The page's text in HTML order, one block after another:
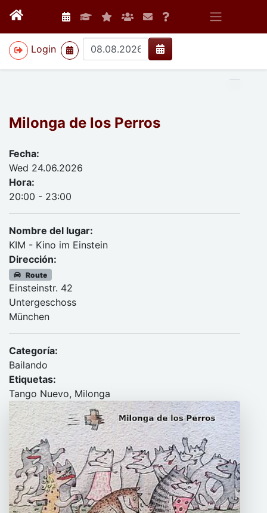
Login
>
Milonga de los Perros
Fecha:
Wed 24.06.2026
Hora:
20:00 - 23:00
Nombre del lugar:
KIM - Kino im Einstein
Dirección:
Route
Einsteinstr. 42
Untergeschoss
München
Categoría:
Bailando
Etiquetas:
Tango Nuevo, Milonga